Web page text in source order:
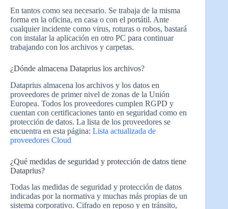
En tantos como sea necesario. Se trabaja de la misma
forma en la oficina, en casa o con el portátil. Ante
cualquier incidente como virus, roturas o robos, bastará
con instalar la aplicación en otro PC para continuar
trabajando con los archivos y carpetas.
¿Dónde almacena Dataprius los archivos?
Dataprius almacena los archivos y los datos en
proveedores de primer nivel de zonas de la Unión
Europea. Todos los proveedores cumplen RGPD y
cuentan con certificaciones tanto en seguridad como en
protección de datos. La lista de los proveedores se
encuentra en esta página: Lista actualizada de
proveedores Cloud
¿Qué medidas de seguridad y protección de datos tiene
Dataprius?
Todas las medidas de seguridad y protección de datos
indicadas por la normativa y muchas más propias de un
sistema corporativo. Cifrado en reposo y en tránsito,